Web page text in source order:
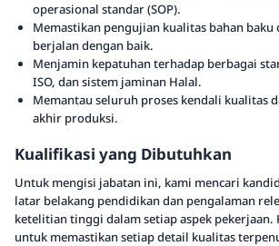
operasional standar (SOP).
Memastikan pengujian kualitas bahan baku
berjalan dengan baik.
Menjamin kepatuhan terhadap berbagai
ISO, dan sistem jaminan Halal.
Memantau seluruh proses kendali kualitas
akhir produksi.
Kualifikasi yang Dibutuhkan
Untuk mengisi jabatan ini, kami mencari
latar belakang pendidikan dan pengalaman
ketelitian tinggi dalam setiap aspek pekerjaan.
untuk memastikan setiap detail kualitas